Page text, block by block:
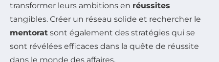
transformer leurs ambitions en réussites
tangibles. Créer un réseau solide et rechercher le
mentorat sont également des stratégies qui se
sont révélées efficaces dans la quête de réussite
dans le monde des affaires.